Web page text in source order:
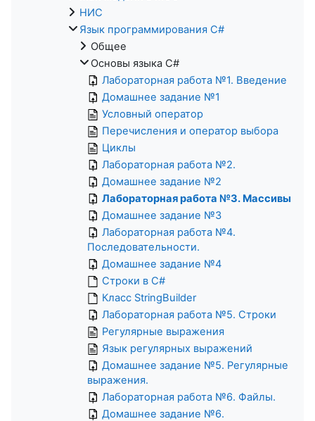
НИС
Язык программирования C#
Общее
Основы языка C#
Лабораторная работа №1. Введение
Домашнее задание №1
Условный оператор
Перечисления и оператор выбора
Циклы
Лабораторная работа №2.
Домашнее задание №2
Лабораторная работа №3. Массивы
Домашнее задание №3
Лабораторная работа №4.
Последовательности.
Домашнее задание №4
Строки в C#
Класс StringBuilder
Лабораторная работа №5. Строки
Регулярные выражения
Язык регулярных выражений
Домашнее задание №5. Регулярные
выражения.
Лабораторная работа №6. Файлы.
Домашнее задание №6.